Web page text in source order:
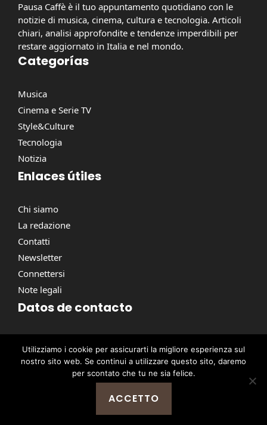
Pausa Caffè è il tuo appuntamento quotidiano con le
notizie di musica, cinema, cultura e tecnologia. Articoli
chiari, analisi approfondite e tendenze imperdibili per
restare aggiornato in Italia e nel mondo.
Categorías
Musica
Cinema e Serie TV
Style&Culture
Tecnologia
Notizia
Enlaces útiles
Chi siamo
La redazione
Contatti
Newsletter
Connettersi
Note legali
Datos de contacto
contact@pausacaffe.net
+39 06 9453 2781
@ 2026 | © Tutti i diritti riservati -
Utilizziamo i cookie per assicurarti la migliore esperienza sul
nostro sito web. Se continui a utilizzare questo sito, daremo
per scontato che tu ne sia felice.
ACCETTO